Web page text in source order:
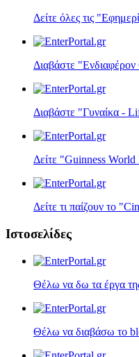
Δείτε όλες τις
Διαβάστε
Διαβάστε "Γυναίκα -
Δείτε "Guinness
Δείτε τι παίζουν τo
Ιστοσελίδες
Θέλω να δω τα έργα
Θέλω να διαβάσω το